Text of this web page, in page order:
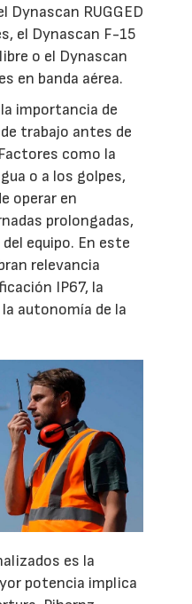
Dynascan RUGGED
el Dynascan F-15
o el Dynascan
en banda aérea.
importancia de
trabajo antes de
como la
o a los golpes,
operar en
prolongadas,
equipo. En este
relevancia
IP67, la
autonomía de la
es la
potencia implica